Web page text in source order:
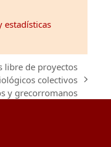
libre de proyectos
colectivos
y grecorromanos